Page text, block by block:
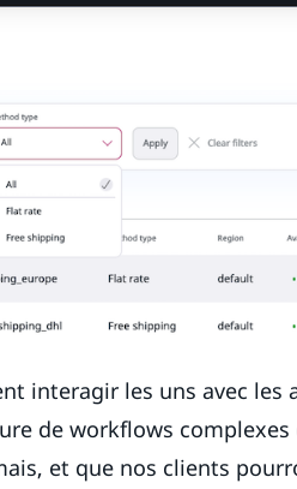
interagir les uns avec les
de workflows complexes
et que nos clients